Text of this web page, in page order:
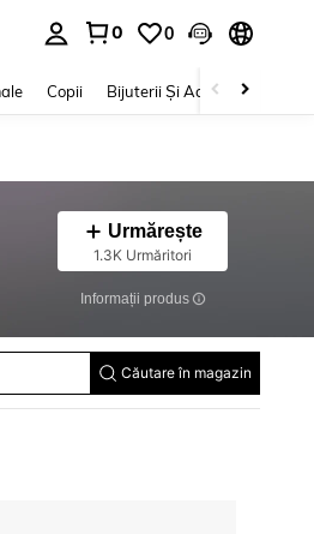
0 0
Copii Bijuterii Și Accesorii
Urmărește
1.3K Urmăritori
Informații produs
răsucite
Căutare în magazin